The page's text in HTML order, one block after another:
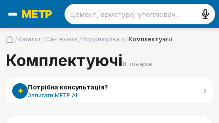
/ Каталог / Сантехніка / Водонагрівачі /Комплектуючі
Комплектуючі8 товарів
✦ Потрібна консультація?
Запитати МЕТР АІ ›